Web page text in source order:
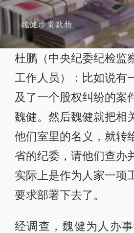
杜鹏（中央纪委纪检监
工作人员）：比如说有
及了一个股权纠纷的案
魏健。然后魏健就把相
他们室里的名义，就转
省的纪委，请他们查办
实际上是作为人家一项
要求部署下去了。
经调查，魏健为人办